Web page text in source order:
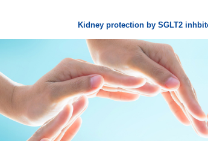
Kidney protection by SGLT2